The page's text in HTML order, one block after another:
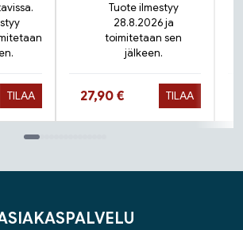
TILAA
Tuote ilmestyy
28.8.2026 ja
toimitetaan sen
jälkeen.
Hinta nyt
27,90 € TILAA